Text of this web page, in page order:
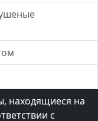
находящиеся на
с